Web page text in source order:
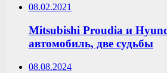
08.02.2021
Mitsubishi Proudia и
автомобиль, две судьбы
08.08.2024